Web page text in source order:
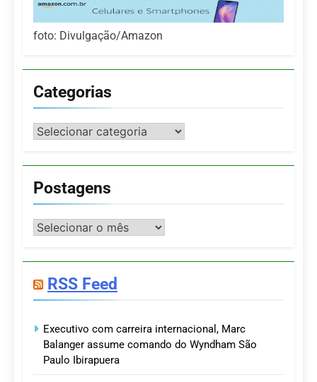
foto: Divulgação/Amazon
Categorias
Categorias
Postagens
Postagens
RSS Feed
Executivo com carreira internacional, Marc
Balanger assume comando do Wyndham São
Paulo Ibirapuera